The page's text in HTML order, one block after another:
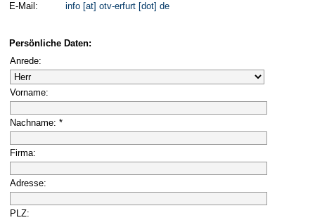
E-Mail:
info [at] otv-erfurt [dot] de
Persönliche Daten:
Anrede:
Vorname:
Nachname: *
Firma:
Adresse:
PLZ: